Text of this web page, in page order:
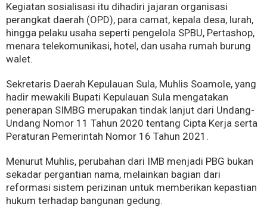
Kegiatan sosialisasi itu dihadiri jajaran organisasi
perangkat daerah (OPD), para camat, kepala desa, lurah,
hingga pelaku usaha seperti pengelola SPBU, Pertashop,
menara telekomunikasi, hotel, dan usaha rumah burung
walet.
Sekretaris Daerah Kepulauan Sula, Muhlis Soamole, yang
hadir mewakili Bupati Kepulauan Sula mengatakan
penerapan SIMBG merupakan tindak lanjut dari Undang-
Undang Nomor 11 Tahun 2020 tentang Cipta Kerja serta
Peraturan Pemerintah Nomor 16 Tahun 2021.
Menurut Muhlis, perubahan dari IMB menjadi PBG bukan
sekadar pergantian nama, melainkan bagian dari
reformasi sistem perizinan untuk memberikan kepastian
hukum terhadap bangunan gedung.